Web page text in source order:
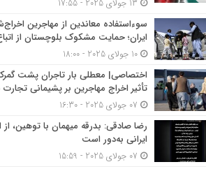
سوءاستفاده معاندین از مهاجرین
ایران؛ حمایت مشکوک بلوچستان از
10 جولای 2025 - 18:00
اختصاصی| معطلی بار تاجران پشت گمرک
تأثیر اخراج مهاجرین بر پشیمانی تجارت
رضا صادقی: بدرقه میهمان با توهین،
ایرانی به‌دور است